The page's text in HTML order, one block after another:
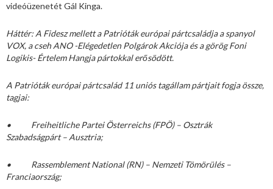
videóüzenetét Gál Kinga.
Háttér: A Fidesz mellett a Patrióták európai pártcsaládja a spanyol
VOX, a cseh ANO -Elégedetlen Polgárok Akciója és a görög Foni
Logikis- Értelem Hangja pártokkal erősödött.
A Patrióták európai pártcsalád 11 uniós tagállam pártjait fogja össze,
tagjai:
• Freiheitliche Partei Österreichs (FPÖ) – Osztrák
Szabadságpárt – Ausztria;
• Rassemblement National (RN) – Nemzeti Tömörülés –
Franciaország;